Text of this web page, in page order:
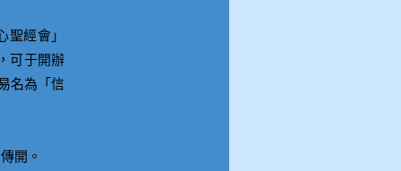
經會」
可于開辦
名為「信
開。